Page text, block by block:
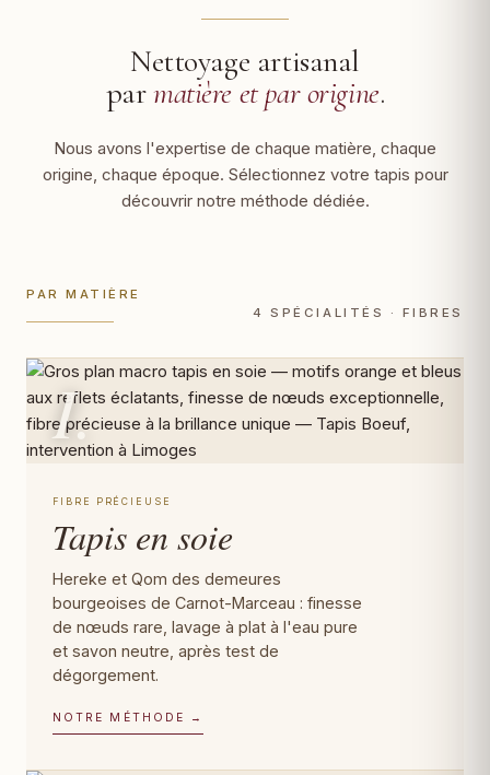
Nettoyage artisanal
parmatière et par origine.
Nous avons l'expertise de chaque matière, chaque
origine, chaque époque. Sélectionnez votre tapis pour
découvrir notre méthode dédiée.
PAR MATIÈRE
4 SPÉCIALITÉS · FIBRES
I.
FIBRE PRÉCIEUSE
Tapis en soie
Hereke et Qom des demeures
bourgeoises de Carnot-Marceau : finesse
de nœuds rare, lavage à plat à l'eau pure
et savon neutre, après test de
dégorgement.
NOTRE MÉTHODE →